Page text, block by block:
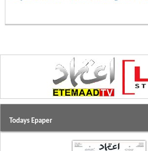
Todays Epaper